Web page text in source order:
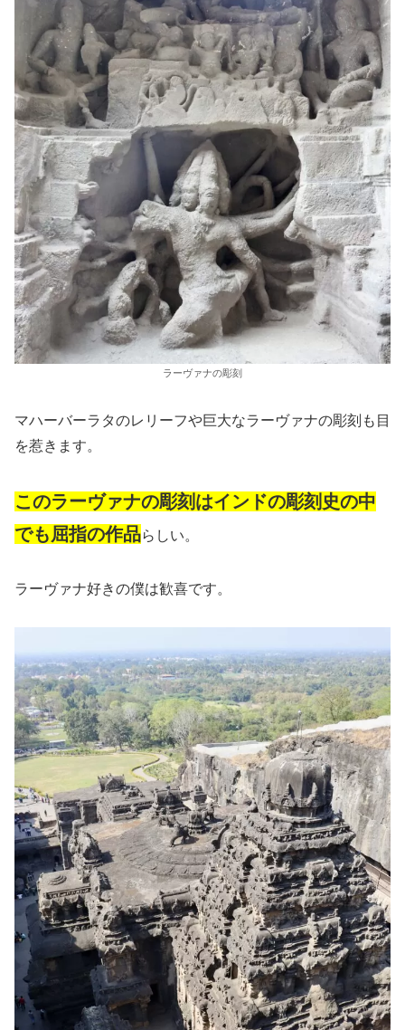
ラーヴァナの彫刻
マハーバーラタのレリーフや巨大なラーヴァナの彫刻も目
を惹きます。
このラーヴァナの彫刻はインドの彫刻史の中
でも屈指の作品らしい。
ラーヴァナ好きの僕は歓喜です。